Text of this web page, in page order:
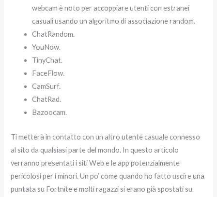
webcam è noto per accoppiare utenti con estranei
casuali usando un algoritmo di associazione random.
ChatRandom.
YouNow.
TinyChat.
FaceFlow.
CamSurf.
ChatRad.
Bazoocam.
Ti metterà in contatto con un altro utente casuale connesso
al sito da qualsiasi parte del mondo. In questo articolo
verranno presentati i siti Web e le app potenzialmente
pericolosi per i minori. Un po’ come quando ho fatto uscire una
puntata su Fortnite e molti ragazzi si erano già spostati su